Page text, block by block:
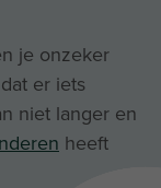
je onzeker
er iets
niet langer en
heeft